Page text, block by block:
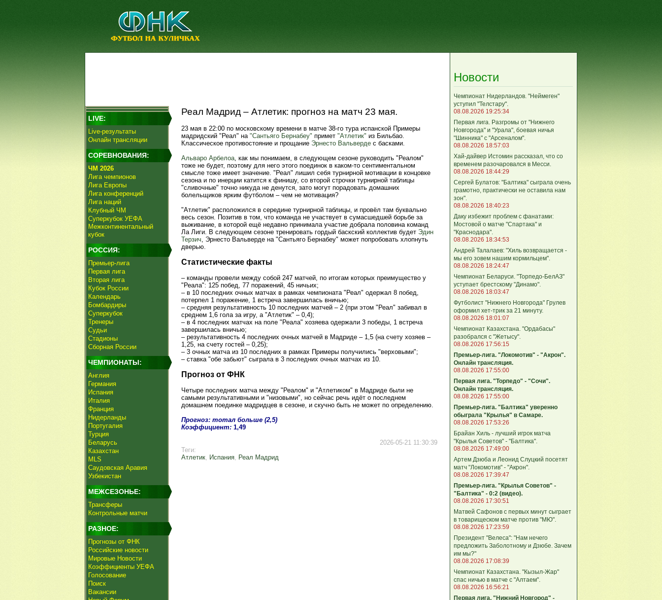
LIVE:
Live-результаты
Онлайн трансляции
СОРЕВНОВАНИЯ:
ЧМ 2026
Лига чемпионов
Лига Европы
Лига конференций
Лига наций
Клубный ЧМ
Суперкубок УЕФА
Межконтинентальный
кубок
РОССИЯ:
Премьер-лига
Первая лига
Вторая лига
Кубок России
Календарь
Бомбардиры
Суперкубок
Тренеры
Судьи
Стадионы
Сборная России
ЧЕМПИОНАТЫ:
Англия
Германия
Испания
Италия
Франция
Нидерланды
Португалия
Турция
Беларусь
Казахстан
MLS
Саудовская Аравия
Узбекистан
МЕЖСЕЗОНЬЕ:
Трансферы
Контрольные матчи
РАЗНОЕ:
Прогнозы от ФНК
Российские новости
Мировые Новости
Коэффициенты УЕФА
Голосование
Поиск
Вакансии
Реал Мадрид – Атлетик: прогноз на матч 23 мая.
23 мая в 22:00 по московскому времени в матче 38-го тура испанской Примеры
мадридский "Реал" на "Сантьяго Бернабеу" примет "Атлетик" из Бильбао.
Классическое противостояние и прощание Эрнесто Вальверде с басками.
Альваро Арбелоа, как мы понимаем, в следующем сезоне руководить "Реалом"
тоже не будет, поэтому для него этого поединок в каком-то сентиментальном
смысле тоже имеет значение. "Реал" лишил себя турнирной мотивации в концовке
сезона и по инерции катится к финишу, со второй строчки турнирной таблицы
"сливочные" точно никуда не денутся, зато могут порадовать домашних
болельщиков ярким футболом – чем не мотивация?
"Атлетик" расположился в середине турнирной таблицы, и провёл там буквально
весь сезон. Позитив в том, что команда не участвует в сумасшедшей борьбе за
выживание, в которой ещё недавно принимала участие добрала половина команд
Ла Лиги. В следующем сезоне тренировать гордый баскский коллектив будет Эдин
Терзич, Эрнесто Вальверде на "Сантьяго Бернабеу" может попробовать хлопнуть
дверью.
Статистические факты
– команды провели между собой 247 матчей, по итогам которых преимущество у
"Реала": 125 побед, 77 поражений, 45 ничьих;
– в 10 последних очных матчах в рамках чемпионата "Реал" одержал 8 побед,
потерпел 1 поражение, 1 встреча завершилась вничью;
– средняя результативность 10 последних матчей – 2 (при этом "Реал" забивал в
среднем 1,6 гола за игру, а "Атлетик" – 0,4);
– в 4 последних матчах на поле "Реала" хозяева одержали 3 победы, 1 встреча
завершилась вничью;
– результативность 4 последних очных матчей в Мадриде – 1,5 (на счету хозяев –
1,25, на счету гостей – 0,25);
– 3 очных матча из 10 последних в рамках Примеры получились "верховыми";
– ставка "обе забьют" сыграла в 3 последних очных матчах из 10.
Прогноз от ФНК
Четыре последних матча между "Реалом" и "Атлетиком" в Мадриде были не
самыми результативными и "низовыми", но сейчас речь идёт о последнем
домашнем поединке мадридцев в сезоне, и скучно быть не может по определению.
Прогноз: тотал больше (2,5)
Коэффициент: 1,49
2026-05-21 11:30:39
Теги:
Атлетик, Испания, Реал Мадрид
Новости
Чемпионат Нидерландов. "Неймеген"
уступил "Телстару".
08.08.2026 19:25:34
Первая лига. Разгромы от "Нижнего
Новгорода" и "Урала", боевая ничья
"Шинника" с "Арсеналом".
08.08.2026 18:57:03
Хай-дайвер Истомин рассказал, что со
временем разочаровался в Месси.
08.08.2026 18:44:29
Сергей Булатов: "Балтика" сыграла очень
грамотно, практически не оставила нам
зон".
08.08.2026 18:40:23
Даку избежит проблем с фанатами:
Мостовой о матче "Спартака" и
"Краснодара".
08.08.2026 18:34:53
Андрей Талалаев: "Хиль возвращается -
мы его зовем нашим кормильцем".
08.08.2026 18:24:47
Чемпионат Беларуси. "Торпедо-БелАЗ"
уступает брестскому "Динамо".
08.08.2026 18:03:47
Футболист "Нижнего Новгорода" Грулев
оформил хет-трик за 21 минуту.
08.08.2026 18:01:07
Чемпионат Казахстана. "Ордабасы"
разобрался с "Жетысу".
08.08.2026 17:56:15
Премьер-лига. "Локомотив" - "Акрон".
Онлайн трансляция.
08.08.2026 17:55:00
Первая лига. "Торпедо" - "Сочи".
Онлайн трансляция.
08.08.2026 17:55:00
Премьер-лига. "Балтика" уверенно
обыграла "Крылья" в Самаре.
08.08.2026 17:53:26
Брайан Хиль - лучший игрок матча
"Крылья Советов" - "Балтика".
08.08.2026 17:49:00
Артем Дзюба и Леонид Слуцкий посетят
матч "Локомотив" - "Акрон".
08.08.2026 17:39:47
Премьер-лига. "Крылья Советов" -
"Балтика" - 0:2 (видео).
08.08.2026 17:30:51
Матвей Сафонов с первых минут сыграет
в товарищеском матче против "МЮ".
08.08.2026 17:23:59
Президент "Велеса": "Нам нечего
предложить Заболотному и Дзюбе. Зачем
им мы?"
08.08.2026 17:08:39
Чемпионат Казахстана. "Кызыл-Жар"
спас ничью в матче с "Алтаем".
08.08.2026 16:56:21
Первая лига. "Нижний Новгород" -